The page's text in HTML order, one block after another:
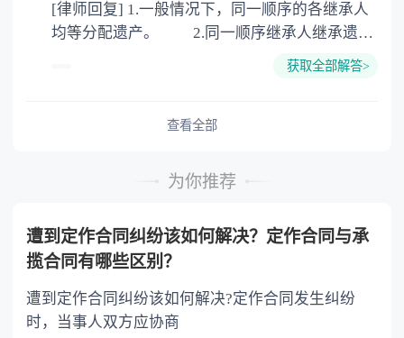
公证。
[律师回复] 1.一般情况下，同一顺序的各继承人
均等分配遗产。 2.同一顺序继承人继承遗产
或者与被继承人共同生活的继承人，分配遗产
的继承人，不尽扶养义务的，分配遗产时，应当
获取全部解答>
查看全部
为你推荐
遭到定作合同纠纷该如何解决？定作合同与承
揽合同有哪些区别？
遭到定作合同纠纷该如何解决?定作合同发生纠纷
时，当事人双方应协商